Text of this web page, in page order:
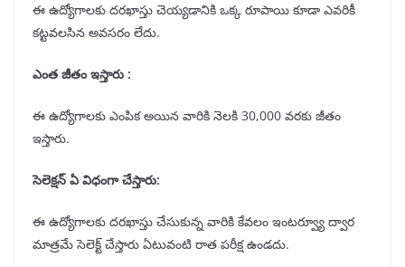
ఈ ఉద్యోగాలకు దరఖాస్తు చెయ్యడానికి ఒక్క రూపాయి కూడా ఎవరికీ
కట్టవలసిన అవసరం లేదు.
ఎంత జీతం ఇస్తారు :
ఈ ఉద్యోగాలకు ఎంపిక అయిన వారికి నెలకి 30,000 వరకు జీతం
ఇస్తారు.
సెలెక్షన్ ఏ విధంగా చేస్తారు:
ఈ ఉద్యోగాలకు దరఖాస్తు చేసుకున్న వారికి కేవలం ఇంటర్వ్యూ ద్వార
మాత్రమే సెలెక్ట్ చేస్తారు ఏటువంటి రాత పరీక్ష ఉండదు.